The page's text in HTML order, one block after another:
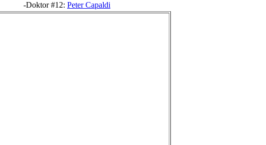
-Doktor #12: Peter Capaldi